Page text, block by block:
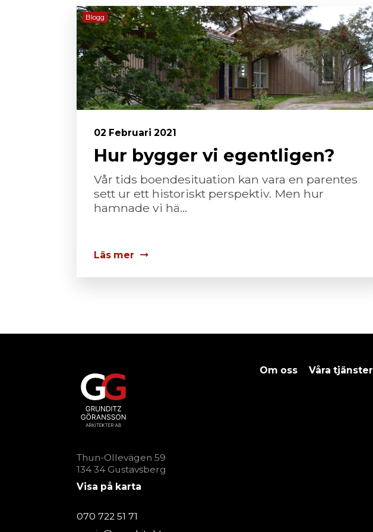
Blogg
02 Februari 2021
Hur bygger vi egentligen?
Vår tids boendesituation kan vara en parentes
sett ur ett historiskt perspektiv. Men hur
hamnade vi hä...
Läs mer
Om oss Våra tjänster
Thun-Ollevägen 59
134 34 Gustavsberg
Visa på karta
070 722 51 71